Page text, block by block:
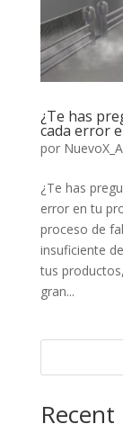
¿Te has
cada error
por
¿Te has
error en tu
proceso de
insuficiente
tus
gran...
Recent